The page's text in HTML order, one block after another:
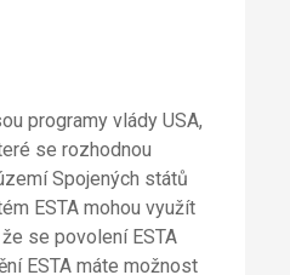
programy vlády USA,
se rozhodnou
Spojených států
ESTA mohou využít
se povolení ESTA
ESTA máte možnost